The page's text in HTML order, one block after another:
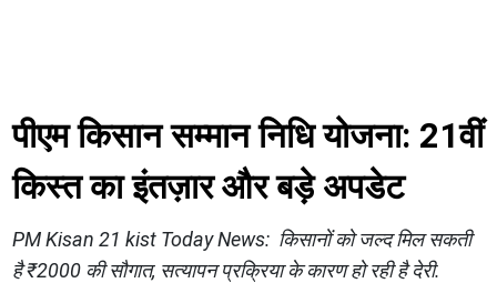
पीएम किसान सम्मान निधि योजना: 21वीं
किस्त का इंतज़ार और बड़े अपडेट
PM Kisan 21 kist Today News: किसानों को जल्द मिल सकती
है ₹2000 की सौगात, सत्यापन प्रक्रिया के कारण हो रही है देरी.